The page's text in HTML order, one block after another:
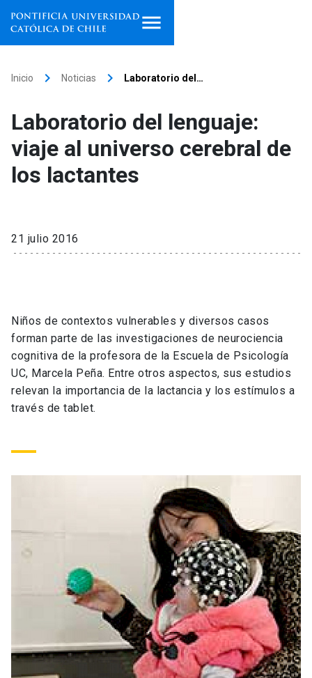
Facultades, escuelas e
institutos
Investigación
Extensión
Universidad
Información para keyboard_arrow_down
Futuros estudiantes
Alumni launch
launch
Go to english site launch
Admisión
Mi Portal UC
Biblioteca
launch
Inicio keyboard_arrow_right Noticias keyboard_arrow_right Laboratorio del…
Laboratorio del lenguaje:
viaje al universo cerebral de
los lactantes
21 julio 2016
Niños de contextos vulnerables y diversos casos
forman parte de las investigaciones de neurociencia
cognitiva de la profesora de la Escuela de Psicología
UC, Marcela Peña. Entre otros aspectos, sus estudios
relevan la importancia de la lactancia y los estímulos a
través de tablet.